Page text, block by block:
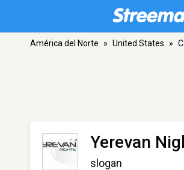
América del Norte » United States »
Yerevan
slogan